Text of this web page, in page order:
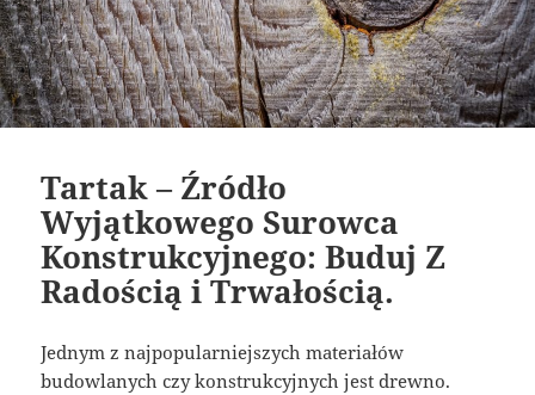
Tartak – Źródło
Wyjątkowego Surowca
Konstrukcyjnego: Buduj Z
Radością i Trwałością.
Jednym z najpopularniejszych materiałów
budowlanych czy konstrukcyjnych jest drewno.